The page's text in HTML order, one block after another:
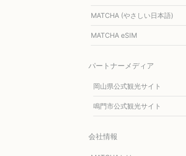
MATCHA (やさしい日本語)
MATCHA eSIM
パートナーメディア
岡山県公式観光サイト
鳴門市公式観光サイト
会社情報